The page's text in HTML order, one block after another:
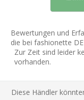
Bewertungen und
die bei fashionette
Zur Zeit sind leider
vorhanden.
Diese Händler